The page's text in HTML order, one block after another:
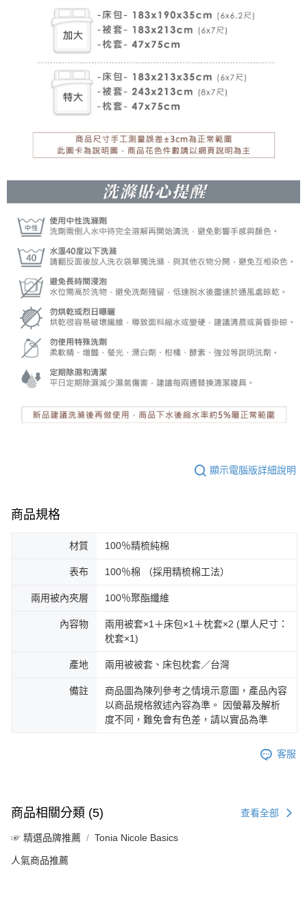
顯示電腦版詳細說明
商品規格
材質 100％精梳純棉
表布 100％棉 （採用精梳棉工法）
兩用被內夾層 100％聚酯纖維
內容物
兩用被套×1＋床包×1＋枕套×2 (單人尺寸：
枕套×1)
產地 兩用被被套、床包枕套／台灣
備註
商品圖為陳列參考之情境示意圖，產品內容
以商品規格敘述內容為準。 因螢幕及解析
度不同，難免會有色差，請以實品為準
客服
商品相關分類 (5) 查看全部
☞ 精選品牌推薦 Tonia Nicole Basics
人氣商品推薦